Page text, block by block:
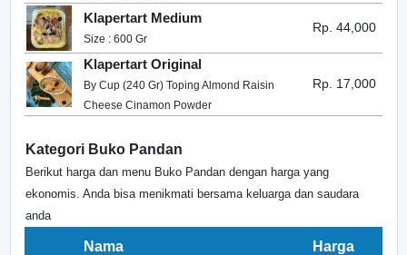
Klapertart Medium
Size : 600 Gr
Rp. 44,000
Klapertart Original
By Cup (240 Gr) Toping Almond Raisin
Cheese Cinamon Powder
Rp. 17,000
Kategori Buko Pandan
Berikut harga dan menu Buko Pandan dengan harga yang
ekonomis. Anda bisa menikmati bersama keluarga dan saudara
anda
Nama
Harga